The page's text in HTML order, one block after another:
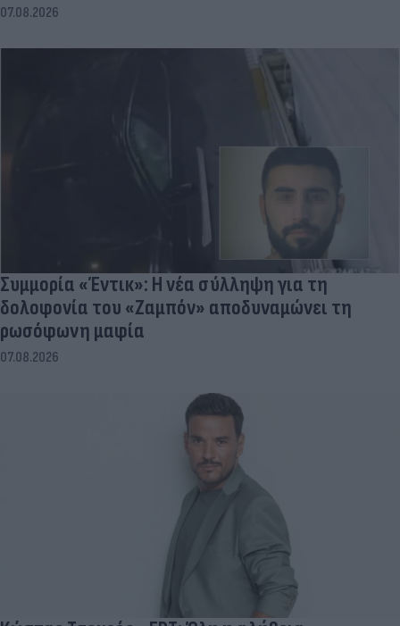
07.08.2026
Συμμορία «Έντικ»: Η νέα σύλληψη για τη
δολοφονία του «Ζαμπόν» αποδυναμώνει τη
ρωσόφωνη μαφία
07.08.2026